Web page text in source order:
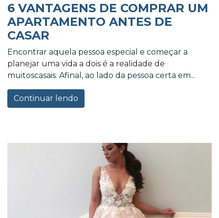
6 VANTAGENS DE COMPRAR UM
APARTAMENTO ANTES DE
CASAR
Encontrar aquela pessoa especial e começar a
planejar uma vida a dois é a realidade de
muitoscasais. Afinal, ao lado da pessoa certa em...
Continuar lendo